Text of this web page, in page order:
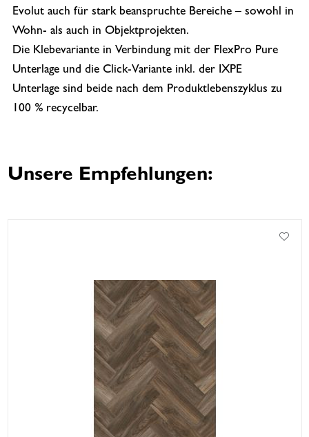
Evolut auch für stark beanspruchte Bereiche – sowohl in
Wohn- als auch in Objektprojekten.
Die Klebevariante in Verbindung mit der FlexPro Pure
Unterlage und die Click-Variante inkl. der IXPE
Unterlage sind beide nach dem Produktlebenszyklus zu
100 % recycelbar.
Unsere Empfehlungen: